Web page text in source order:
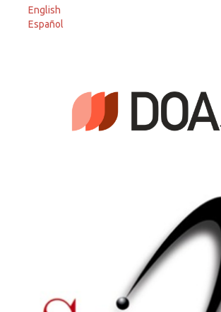
English
Español